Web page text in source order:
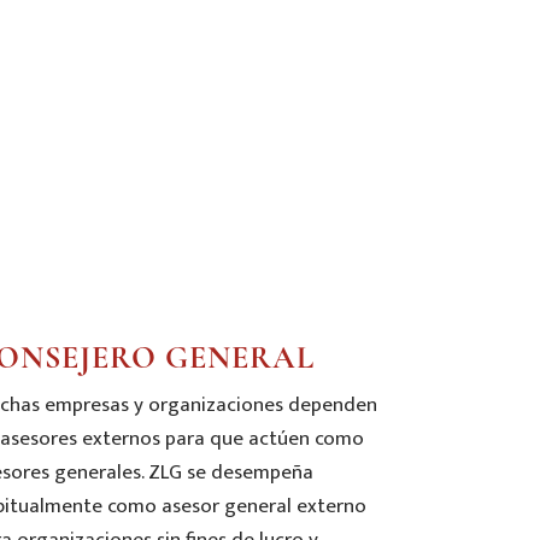
GENERAL
empresas y organizaciones dependen
externos para que actúen como
generales. ZLG se desempeña
como asesor general externo